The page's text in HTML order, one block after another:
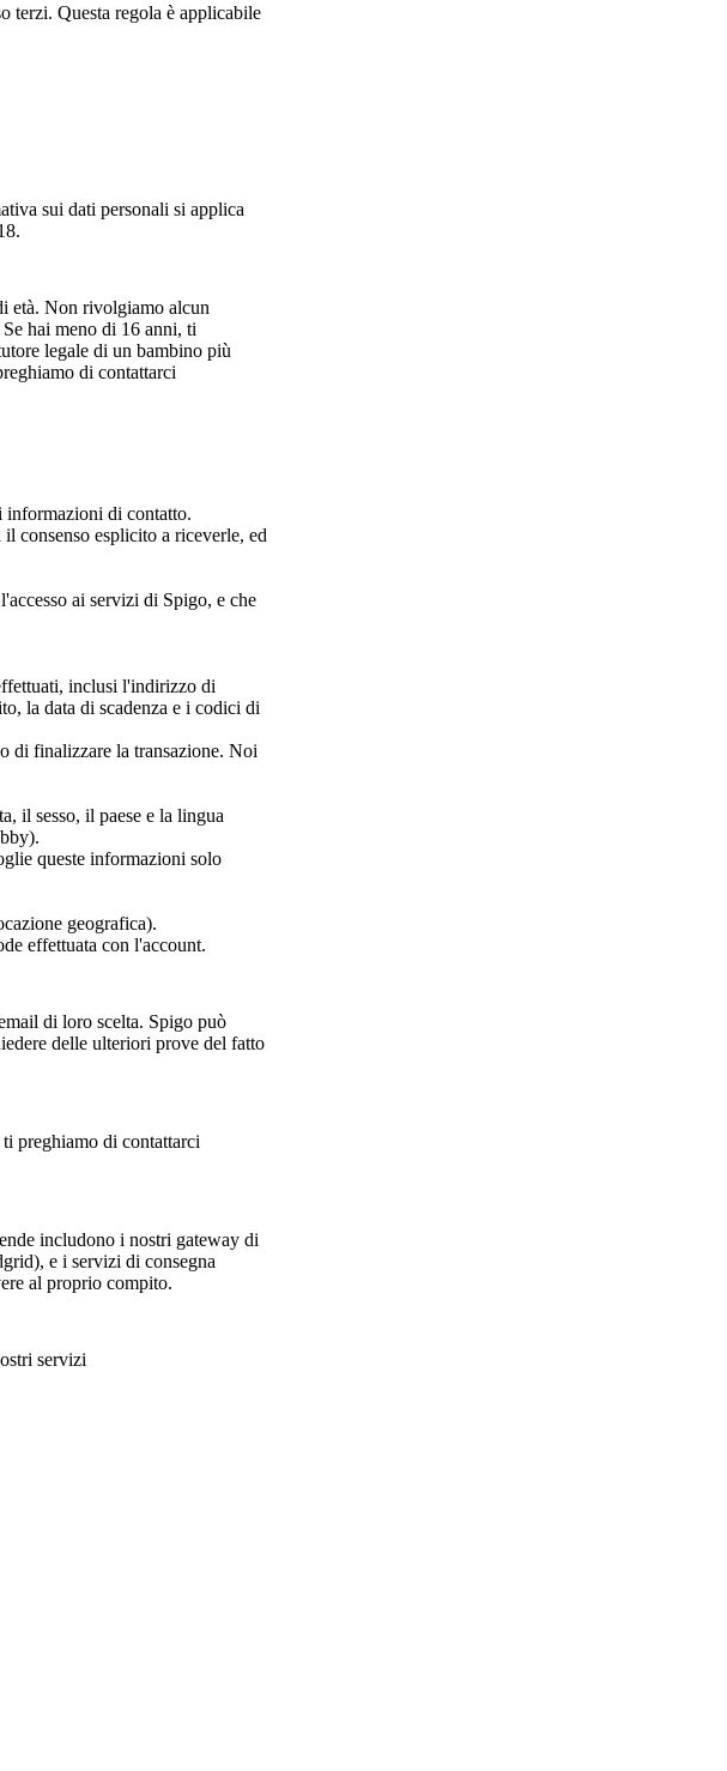
terzi. Questa regola è applicabile
sui dati personali si applica
età. Non rivolgiamo alcun
hai meno di 16 anni, ti
legale di un bambino più
di contattarci
di contatto.
consenso esplicito a riceverle, ed
ai servizi di Spigo, e che
inclusi l'indirizzo di
la data di scadenza e i codici di
di finalizzare la transazione. Noi
il sesso, il paese e la lingua
queste informazioni solo
geografica).
effettuata con l'account.
di loro scelta. Spigo può
delle ulteriori prove del fatto
preghiamo di contattarci
includono i nostri gateway di
e i servizi di consegna
al proprio compito.
servizi